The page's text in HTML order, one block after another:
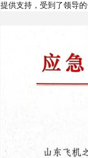
提供支持，受到了领导